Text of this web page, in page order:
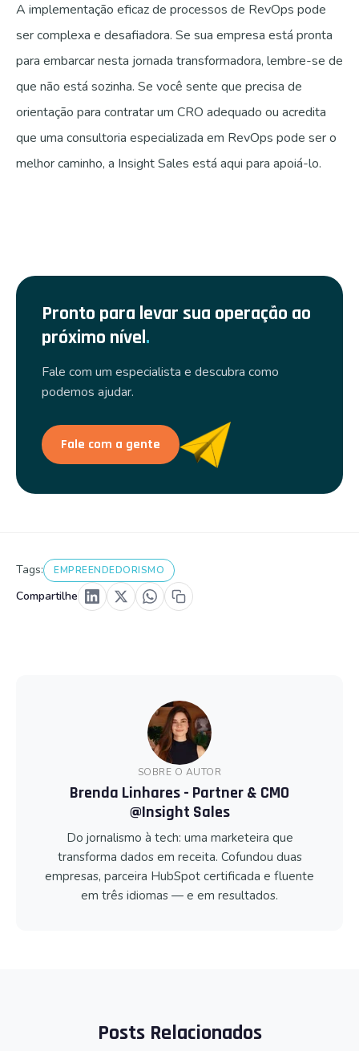
A implementação eficaz de processos de RevOps pode
ser complexa e desafiadora. Se sua empresa está pronta
para embarcar nesta jornada transformadora, lembre-se de
que não está sozinha. Se você sente que precisa de
orientação para contratar um CRO adequado ou acredita
que uma consultoria especializada em RevOps pode ser o
melhor caminho, a Insight Sales está aqui para apoiá-lo.
Pronto para levar sua operação ao
próximo nível.
Fale com um especialista e descubra como
podemos ajudar.
Fale com a gente
Tags: EMPREENDEDORISMO
Compartilhe
SOBRE O AUTOR
Brenda Linhares - Partner & CMO
@Insight Sales
Do jornalismo à tech: uma marketeira que
transforma dados em receita. Cofundou duas
empresas, parceira HubSpot certificada e fluente
em três idiomas — e em resultados.
Posts Relacionados